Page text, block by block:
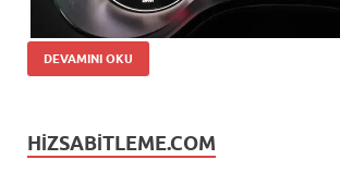
DEVAMINI OKU
HIZSABITLEME.COM